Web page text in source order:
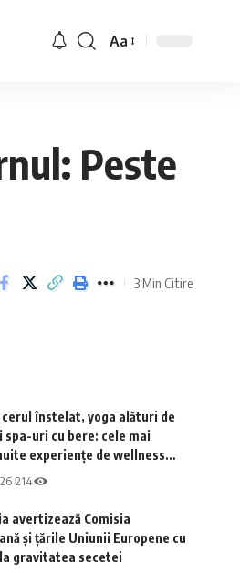
Aa
Peste
3 Min Citire
cerul înstelat, yoga alături de
spa-uri cu bere: cele mai
experiențe de wellness
călătorii din întreaga
214
avertizează Comisia
și țările Uniunii Europene cu
gravitatea secetei